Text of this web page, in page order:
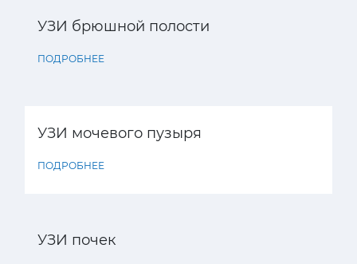
УЗИ брюшной полости
ПОДРОБНЕЕ
УЗИ мочевого пузыря
ПОДРОБНЕЕ
УЗИ почек